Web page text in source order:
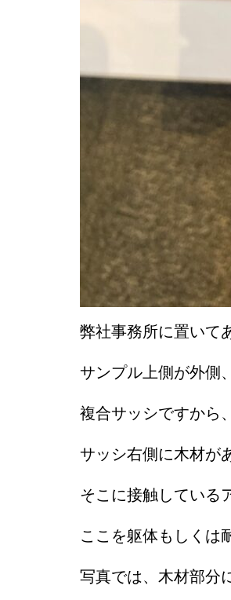
弊社事務所に置いて
サンプル上側が外側
複合サッシですから
サッシ右側に木材が
そこに接触している
ここを躯体もしくは
写真では、木材部分